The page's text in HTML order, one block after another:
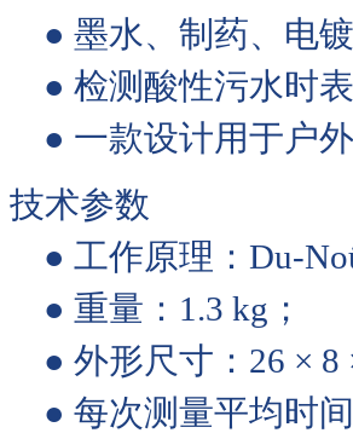
● 墨水、制药、电
● 检测酸性污水时表
● 一款设计用于户
技术参数
● 工作原理：
● 重量：1.3
● 外形尺寸：26 × 8
● 每次测量平均